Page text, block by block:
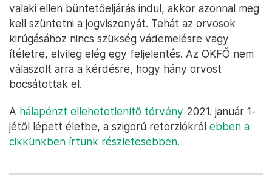
valaki ellen büntetőeljárás indul, akkor azonnal meg
kell szüntetni a jogviszonyát. Tehát az orvosok
kirúgásához nincs szükség vádemelésre vagy
ítéletre, elvileg elég egy feljelentés. Az OKFŐ nem
válaszolt arra a kérdésre, hogy hány orvost
bocsátottak el.
A hálapénzt ellehetetlenítő törvény 2021. január 1-
jétől lépett életbe, a szigorú retorziókról ebben a
cikkünkben írtunk részletesebben.